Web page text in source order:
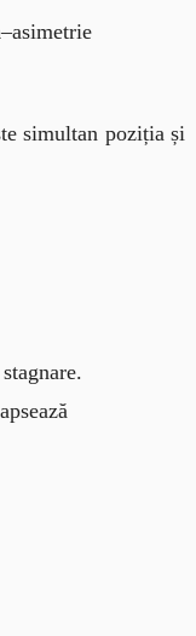
–asimetrie
simultan poziția și